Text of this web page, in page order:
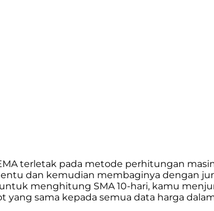
terletak pada metode perhitungan
dan kemudian membaginya dengan
menghitung SMA 10-hari, kamu
yang sama kepada semua data harga